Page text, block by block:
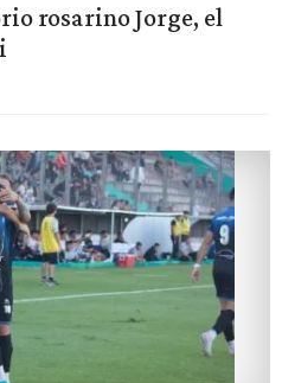
rosarino Jorge, el